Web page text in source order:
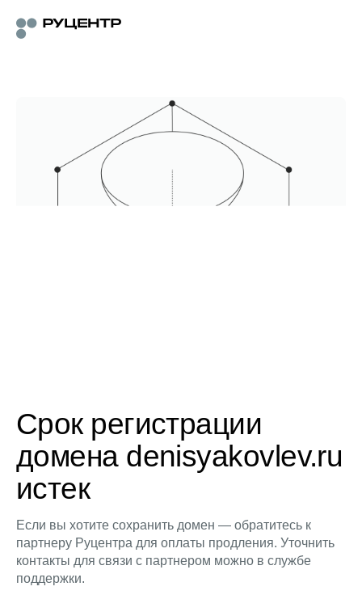
Срок регистрации
домена denisyakovlev.ru
истек
Если вы хотите сохранить домен — обратитесь к
партнеру Руцентра для оплаты продления. Уточнить
контакты для связи с партнером можно в службе
поддержки.